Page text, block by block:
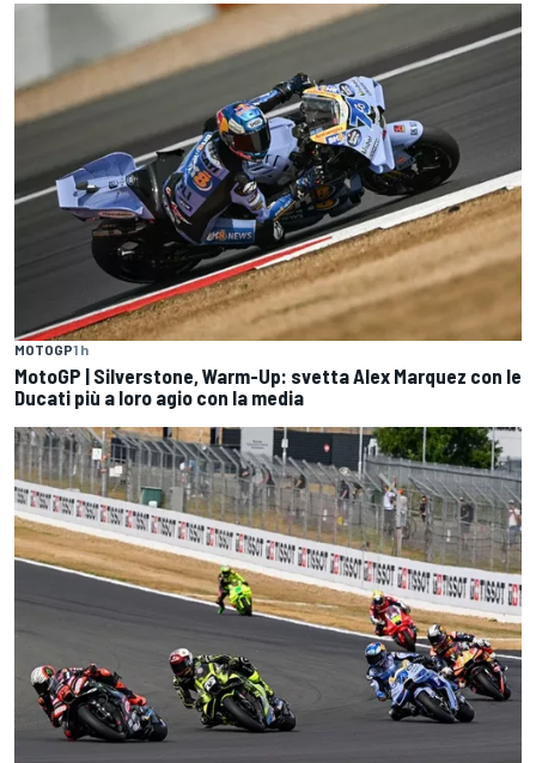
MOTOGP1 h
MotoGP | Silverstone, Warm-Up: svetta Alex Marquez con le
Ducati più a loro agio con la media